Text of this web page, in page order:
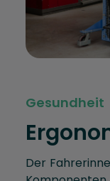
Gesundheit
Der